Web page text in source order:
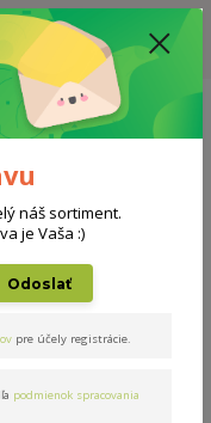
- CENA MATRACU A ROŠTU
10-15 PRACOVNÝCH
Menu
0
náš sortiment.
je Vaša :)
Odoslať
pre účely registrácie.
podmienok spracovania